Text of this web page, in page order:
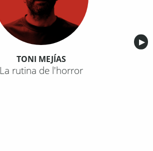
▶︎
TONI MEJÍAS
La rutina de l'horror